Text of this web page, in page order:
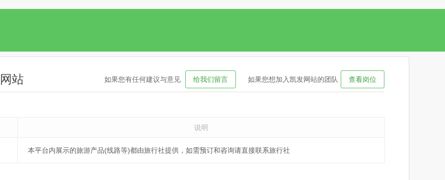
如果您有任何建议与意见 给我们留言 如果您想加入凯发网站的团队 查看岗位
站
说明
本平台内展示的旅游产品(线路等)都由旅行社提供，如需预订和咨询请直接联系旅行社